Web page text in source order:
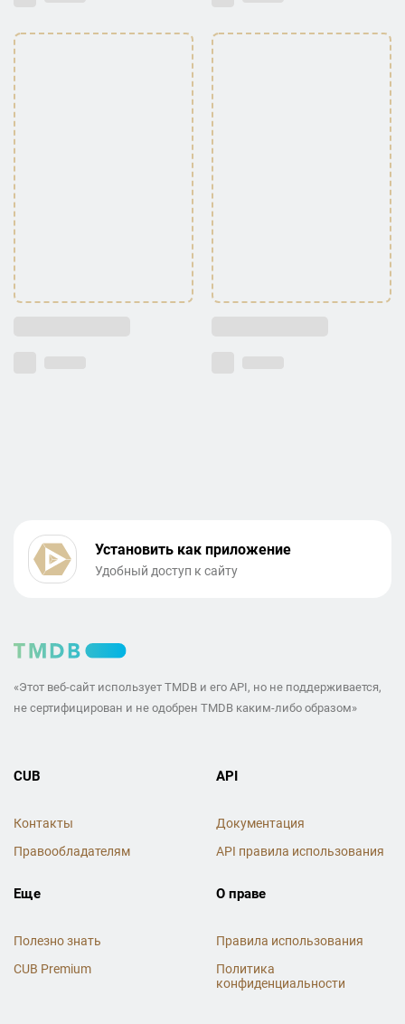
Установить как приложение
Удобный доступ к сайту
«Этот веб-сайт использует TMDB и его API, но не поддерживается,
не сертифицирован и не одобрен TMDB каким-либо образом»
CUB
Контакты
Правообладателям
API
Документация
API правила использования
Еще
Полезно знать
CUB Premium
О праве
Правила использования
Политика
конфиденциальности